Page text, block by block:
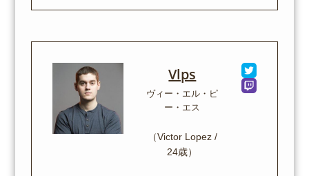
Vlps
ヴィー・エル・ピ
ー・エス
（Victor Lopez /
24歳）